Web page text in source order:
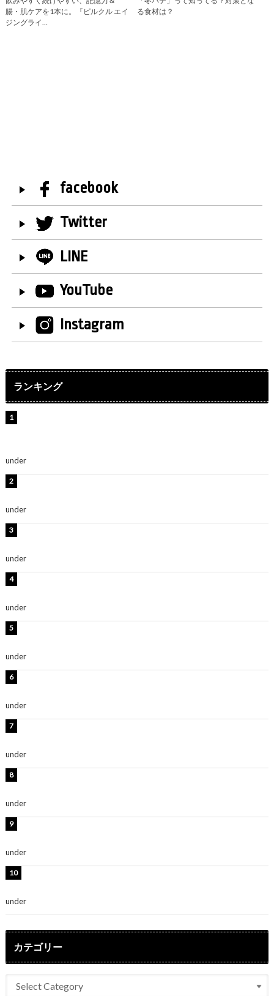
腸・肌ケアを1本に。『ピルクル エイ
ジングライ…
る食材は？
facebook
Twitter
LINE
YouTube
Instagram
ランキング
under
under
under
under
under
under
under
under
under
under
カテゴリー